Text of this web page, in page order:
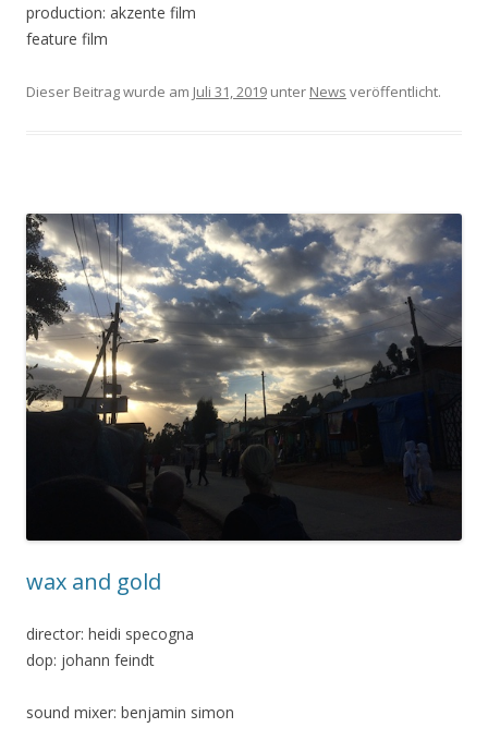
production: akzente film
feature film
Dieser Beitrag wurde am Juli 31, 2019 unter News veröffentlicht.
wax and gold
director: heidi specogna
dop: johann feindt
sound mixer: benjamin simon